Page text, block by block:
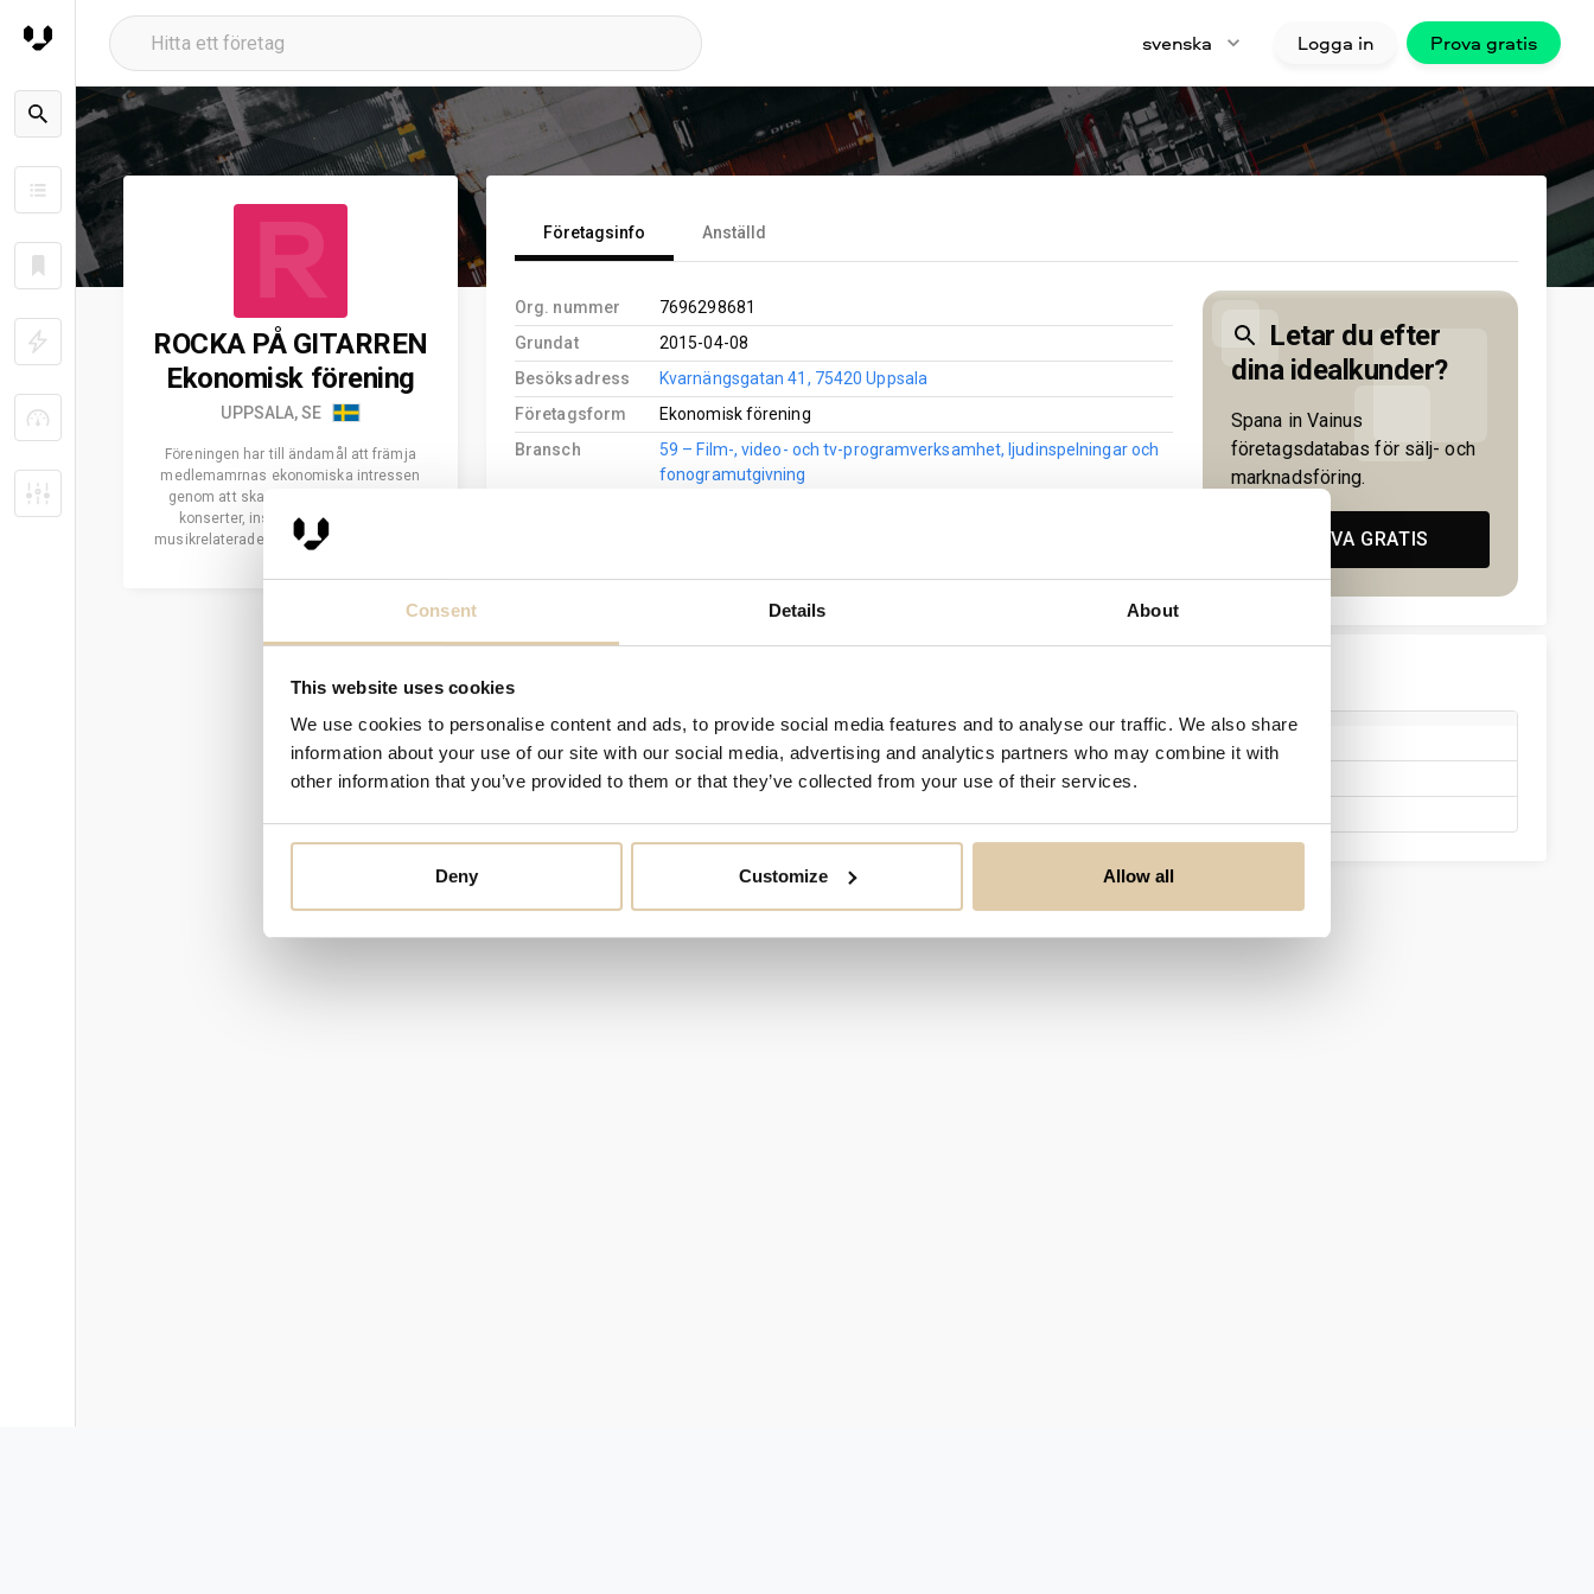
Consent Details About
This website uses cookies
We use cookies to personalise content and ads, to provide social media features and to analyse our traffic. We also share
information about your use of our site with our social media, advertising and analytics partners who may combine it with
other information that you’ve provided to them or that they’ve collected from your use of their services.
Deny Customize Allow all
svenska Logga in Prova gratis
R
ROCKA PÅ GITARREN
Ekonomisk förening
UPPSALA, SE
Föreningen har till ändamål att främja
medlemamrnas ekonomiska intressen
genom att skapa kanaler för att sälja
konserter, inspelningar och andra
musikrelaterade produkter samt därme…
Företagsinfo Anställd
Org. nummer
7696298681
Grundat
2015-04-08
Besöksadress
Kvarnängsgatan 41, 75420 Uppsala
Företagsform
Ekonomisk förening
Bransch
59 – Film-, video- och tv-programverksamhet, ljudinspelningar och
fonogramutgivning
Letar du efter
dina idealkunder?
Spana in Vainus
företagsdatabas för sälj- och
marknadsföring.
PROVA GRATIS
Sven Kristian Petrus Andersson Ledamot
David Eugen Hallberg